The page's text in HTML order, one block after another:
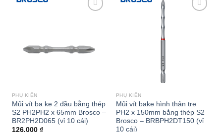
PHỤ KIỆN
Mũi vít ba ke 2 đầu bằng thép
S2 PH2PH2 x 65mm Brosco –
BR2PH2D065 (vỉ 10 cái)
126.000 ₫
PHỤ KIỆN
Mũi vít bake hình thân tre
PH2 x 150mm bằng thép S2
Brosco – BRBPH2DT150 (vỉ
10 cái)